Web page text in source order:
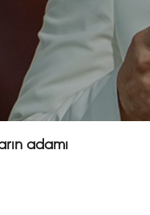
adamı